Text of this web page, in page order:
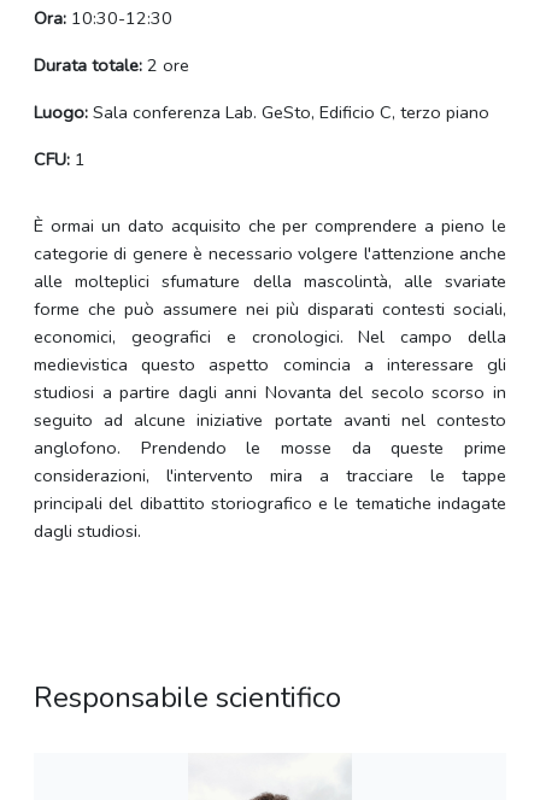
Ora: 10:30-12:30
Durata totale: 2 ore
Luogo: Sala conferenza Lab. GeSto, Edificio C, terzo piano
CFU: 1
È ormai un dato acquisito che per comprendere a pieno le
categorie di genere è necessario volgere l'attenzione anche
alle molteplici sfumature della mascolintà, alle svariate
forme che può assumere nei più disparati contesti sociali,
economici, geografici e cronologici. Nel campo della
medievistica questo aspetto comincia a interessare gli
studiosi a partire dagli anni Novanta del secolo scorso in
seguito ad alcune iniziative portate avanti nel contesto
anglofono. Prendendo le mosse da queste prime
considerazioni, l'intervento mira a tracciare le tappe
principali del dibattito storiografico e le tematiche indagate
dagli studiosi.
Responsabile scientifico